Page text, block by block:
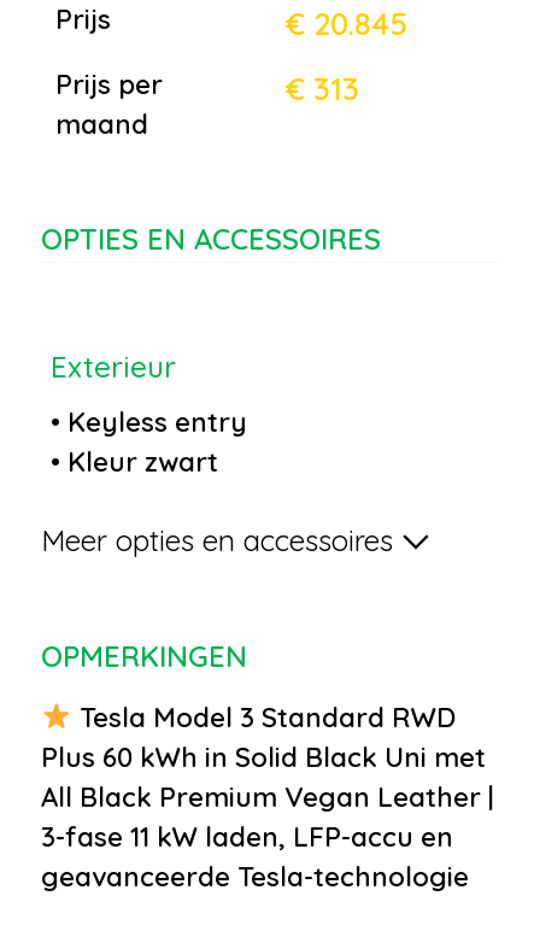
Prijs
€ 20.845
Prijs per
maand
€ 313
OPTIES EN ACCESSOIRES
Exterieur
• Keyless entry
• Kleur zwart
•Panoramadak
dimmend
• Buitenspiegels elektr. met
geheugen
• Buitenspiegels elektrisch
inklapbaar
Buitenspiegels elektrisch
verstelbaar
Meer opties en accessoires
OPMERKINGEN
Tesla Model 3 Standard RWD
Plus 60 kWh in Solid Black Uni met
All Black Premium Vegan Leather |
3-fase 11 kW laden, LFP-accu en
geavanceerde Tesla-technologie